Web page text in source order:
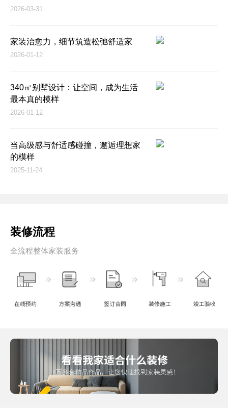
2026-03-31
家装治愈力，细节筑造松弛舒适家
2026-01-12
340㎡别墅设计：让空间，成为生活
最本真的模样
2026-01-12
当高级感与舒适感碰撞，邂逅理想家
的模样
2025-11-24
装修流程
全流程整体家装服务